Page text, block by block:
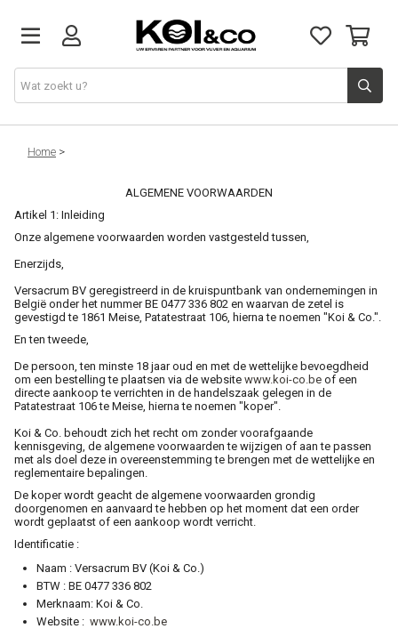
Vijver
Aquarium
Doe het zelf
Kennis & advies
Over ons
Cadeaubon
Contact
Home >
ALGEMENE VOORWAARDEN
Artikel 1: Inleiding
Onze algemene voorwaarden worden vastgesteld tussen,
Enerzijds,
Versacrum BV geregistreerd in de kruispuntbank van ondernemingen in
België onder het nummer BE 0477 336 802 en waarvan de zetel is
gevestigd te 1861 Meise, Patatestraat 106, hierna te noemen "Koi & Co.".
En ten tweede,
De persoon, ten minste 18 jaar oud en met de wettelijke bevoegdheid
om een bestelling te plaatsen via de website www.koi-co.be of een
directe aankoop te verrichten in de handelszaak gelegen in de
Patatestraat 106 te Meise, hierna te noemen "koper".
Koi & Co. behoudt zich het recht om zonder voorafgaande
kennisgeving, de algemene voorwaarden te wijzigen of aan te passen
met als doel deze in overeenstemming te brengen met de wettelijke en
reglementaire bepalingen.
De koper wordt geacht de algemene voorwaarden grondig
doorgenomen en aanvaard te hebben op het moment dat een order
wordt geplaatst of een aankoop wordt verricht.
Identificatie :
Naam : Versacrum BV (Koi & Co.)
BTW : BE 0477 336 802
Merknaam: Koi & Co.
Website : www.koi-co.be